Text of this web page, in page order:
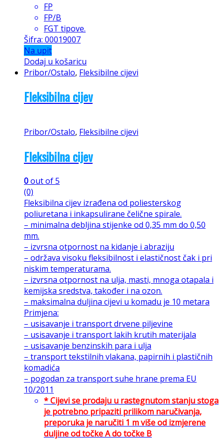
FP
FP/B
FGT tipove.
Šifra: 00019007
Na upit
Dodaj u košaricu
Pribor/Ostalo, Fleksibilne cijevi
Fleksibilna cijev
Pribor/Ostalo, Fleksibilne cijevi
Fleksibilna cijev
0out of 5
(0)
Fleksibilna cijev izrađena od poliesterskog
poliuretana i inkapsulirane čelične spirale.
– minimalna debljina stijenke od 0,35 mm do 0,50
mm.
– izvrsna otpornost na kidanje i abraziju
– održava visoku fleksibilnost i elastičnost čak i pri
niskim temperaturama.
– izvrsna otpornost na ulja, masti, mnoga otapala i
kemijska sredstva, također i na ozon.
– maksimalna duljina cijevi u komadu je 10 metara
Primjena:
– usisavanje i transport drvene piljevine
– usisavanje i transport lakih krutih materijala
– usisavanje benzinskih para i ulja
– transport tekstilnih vlakana, papirnih i plastičnih
komadića
– pogodan za transport suhe hrane prema EU
10/2011
* Cijevi se prodaju u rastegnutom stanju stoga
je potrebno pripaziti prilikom naručivanja,
preporuka je naručiti 1 m više od izmjerene
duljine od točke A do točke B